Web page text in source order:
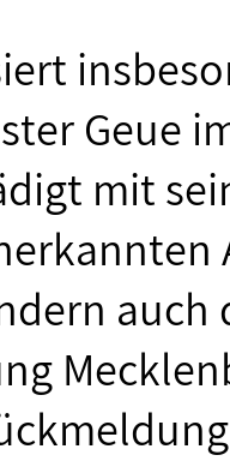
Geue
mit
auch